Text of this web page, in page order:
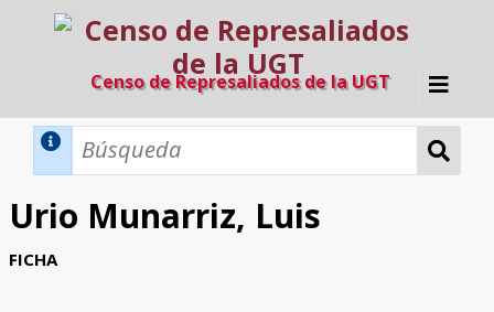
Censo de Represaliados de la UGT
Inicio
Búsqueda Dinámica
Búsqueda Avanzada
Urio Munarriz, Luis
FICHA